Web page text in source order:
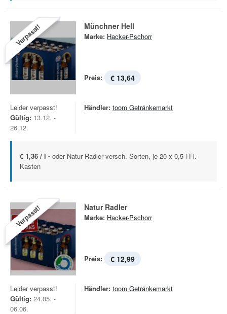
Verpasst! Münchner Hell
Marke: Hacker-Pschorr
Preis: € 13,64
Leider verpasst!
Gültig: 13.12. -
26.12.
Händler: toom Getränkemarkt
€ 1,36 / l - oder Natur Radler versch. Sorten, je 20 x 0,5-l-Fl.-
Kasten
Verpasst! Natur Radler
Marke: Hacker-Pschorr
Preis: € 12,99
Leider verpasst!
Gültig: 24.05. -
06.06.
Händler: toom Getränkemarkt